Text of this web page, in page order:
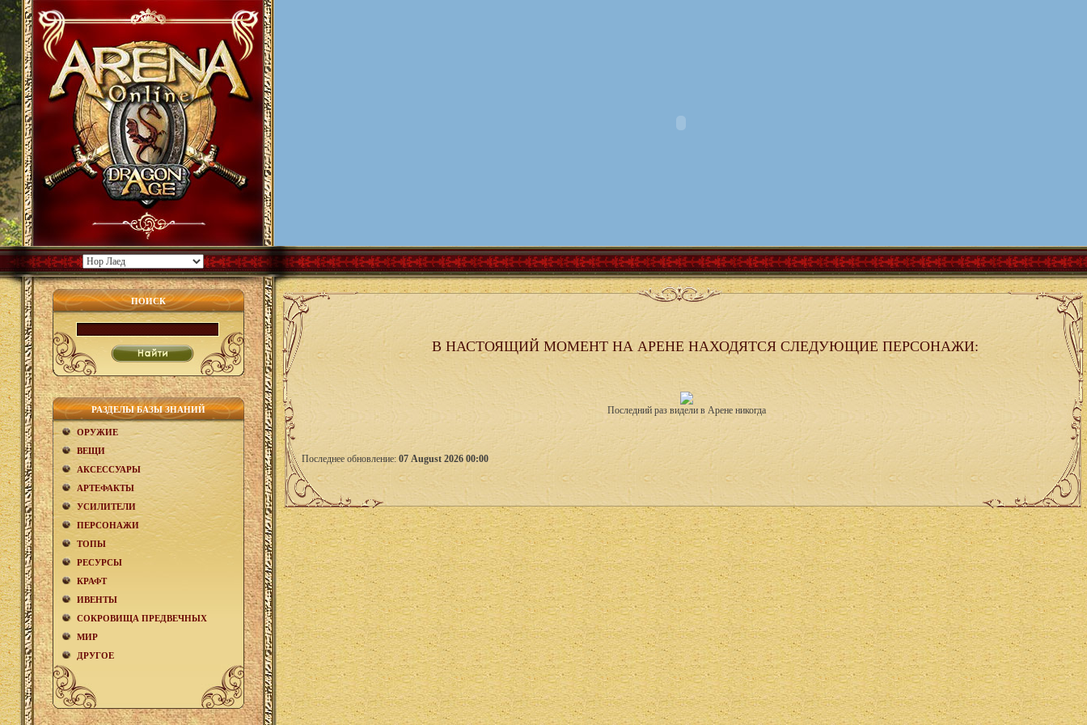
ПОИСК
РАЗДЕЛЫ БАЗЫ ЗНАНИЙ
ОРУЖИЕ
ВЕЩИ
АКCЕСCУАРЫ
АРТЕФАКТЫ
УСИЛИТЕЛИ
ПЕРСОНАЖИ
ТОПЫ
РЕСУРСЫ
КРАФТ
ИВЕНТЫ
СОКРОВИЩА ПРЕДВЕЧНЫХ
МИР
ДРУГОЕ
В НАСТОЯЩИЙ МОМЕНТ НА АРЕНЕ НАХОДЯТСЯ СЛЕДУЮЩИЕ ПЕРСОНАЖИ:
Последний раз видели в Арене никогда
Последнее обновление: 07 August 2026 00:00